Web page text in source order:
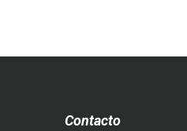
Contacto